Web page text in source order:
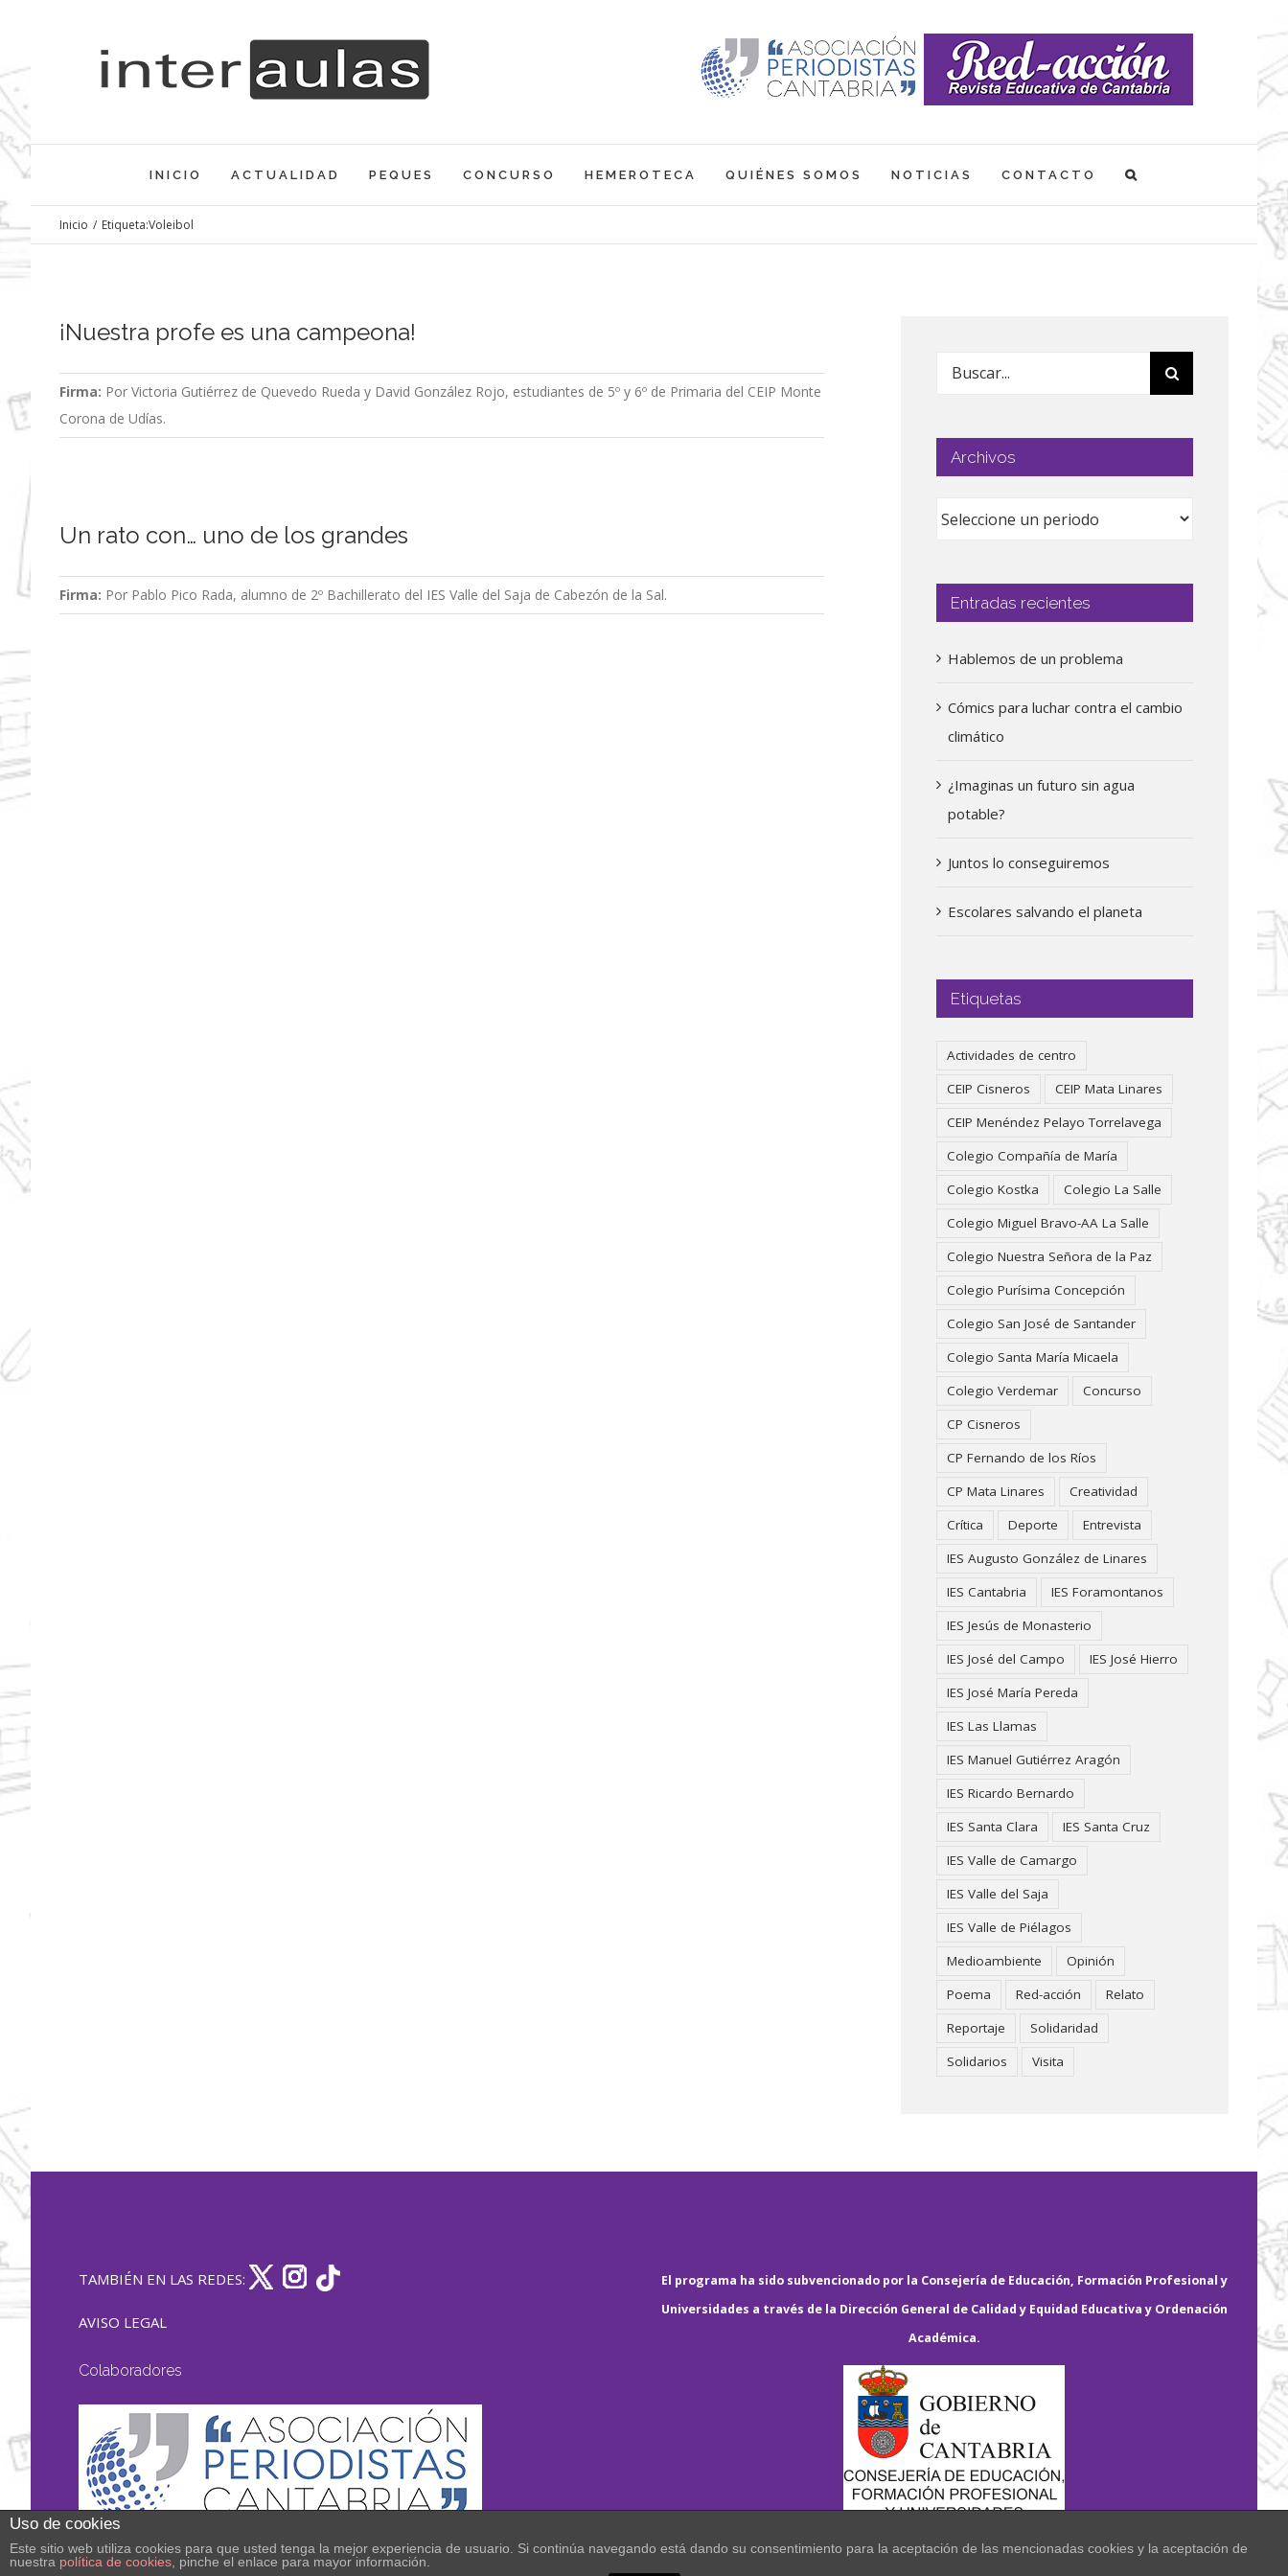
contenido
INICIO ACTUALIDAD PEQUES CONCURSO HEMEROTECA QUIÉNES SOMOS NOTICIAS CONTACTO
Inicio / Etiqueta:Voleibol
¡Nuestra profe es una campeona!
Firma: Por Victoria Gutiérrez de Quevedo Rueda y David González Rojo, estudiantes de 5º y 6º de Primaria del CEIP Monte
Corona de Udías.
Un rato con… uno de los grandes
Firma: Por Pablo Pico Rada, alumno de 2º Bachillerato del IES Valle del Saja de Cabezón de la Sal.
Buscar:
Archivos
Entradas recientes
Hablemos de un problema
Cómics para luchar contra el cambio
climático
¿Imaginas un futuro sin agua
potable?
Juntos lo conseguiremos
Escolares salvando el planeta
Etiquetas
Actividades de centro
CEIP Cisneros
CEIP Mata Linares
CEIP Menéndez Pelayo Torrelavega
Colegio Compañía de María
Colegio Kostka
Colegio La Salle
Colegio Miguel Bravo-AA La Salle
Colegio Nuestra Señora de la Paz
Colegio Purísima Concepción
Colegio San José de Santander
Colegio Santa María Micaela
Colegio Verdemar
Concurso
CP Cisneros
CP Fernando de los Ríos
CP Mata Linares
Creatividad
Crítica
Deporte
Entrevista
IES Augusto González de Linares
IES Cantabria
IES Foramontanos
IES Jesús de Monasterio
IES José del Campo
IES José Hierro
IES José María Pereda
IES Las Llamas
IES Manuel Gutiérrez Aragón
IES Ricardo Bernardo
IES Santa Clara
IES Santa Cruz
IES Valle de Camargo
IES Valle del Saja
IES Valle de Piélagos
Medioambiente
Opinión
Poema
Red-acción
Relato
Reportaje
Solidaridad
Solidarios
Visita
TAMBIÉN EN LAS REDES:
AVISO LEGAL
Colaboradores
El programa ha sido subvencionado por la Consejería de Educación, Formación Profesional y
Universidades a través de la Dirección General de Calidad y Equidad Educativa y Ordenación
Académica.
Uso de cookies
Este sitio web utiliza cookies para que usted tenga la mejor experiencia de usuario. Si continúa navegando está dando su consentimiento para la aceptación de las mencionadas cookies y la aceptación de
nuestra política de cookies , pinche el enlace para mayor información.